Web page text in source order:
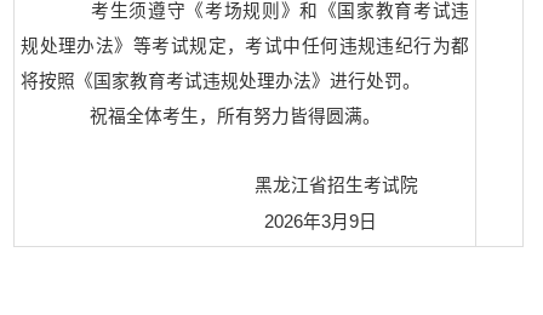
考生须遵守《考场规则》和《国家教育考试违
规处理办法》等考试规定，考试中任何违规违纪行为都
将按照《国家教育考试违规处理办法》进行处罚。
祝福全体考生，所有努力皆得圆满。
黑龙江省招生考试院
2026年3月 9日